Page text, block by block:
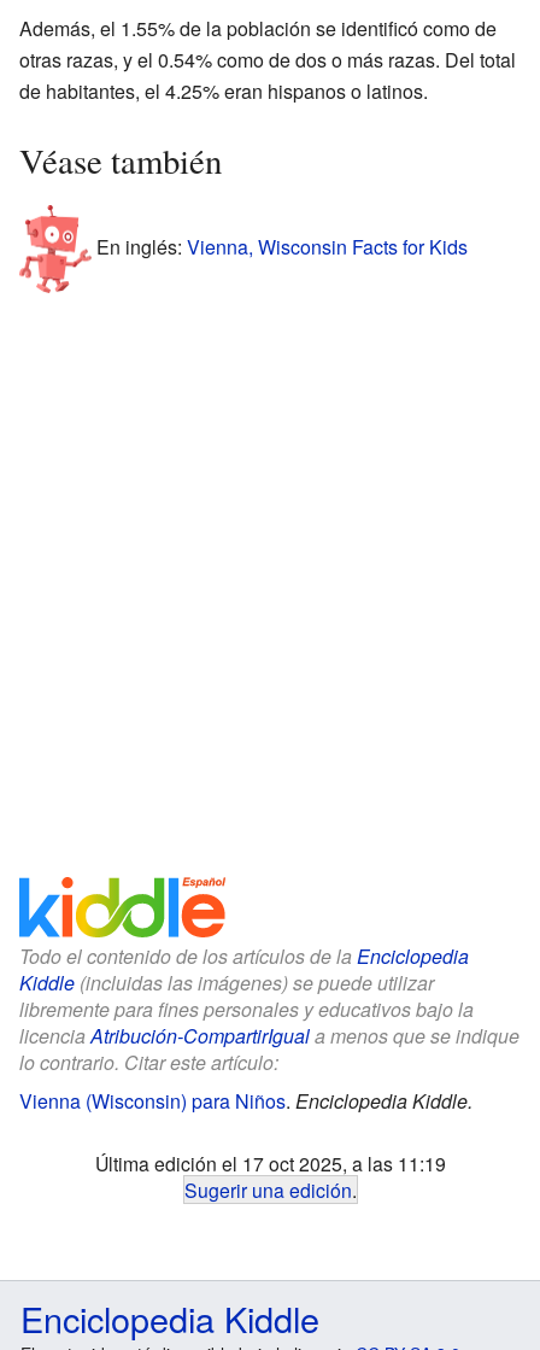
Además, el 1.55% de la población se identificó como de
otras razas, y el 0.54% como de dos o más razas. Del total
de habitantes, el 4.25% eran hispanos o latinos.
Véase también
En inglés: Vienna, Wisconsin Facts for Kids
Todo el contenido de los artículos de la Enciclopedia
Kiddle (incluidas las imágenes) se puede utilizar
libremente para fines personales y educativos bajo la
licenciaAtribución-CompartirIguala menos que se indique
lo contrario. Citar este artículo:
Vienna (Wisconsin) para Niños. Enciclopedia Kiddle.
Última edición el 17 oct 2025, a las 11:19
Sugerir una edición.
Enciclopedia Kiddle